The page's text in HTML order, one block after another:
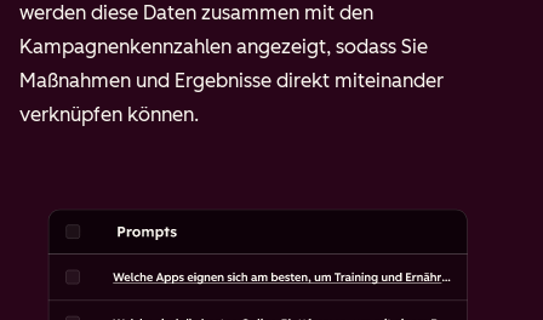
werden diese Daten zusammen mit den
Kampagnenkennzahlen angezeigt, sodass Sie
Maßnahmen und Ergebnisse direkt miteinander
verknüpfen können.